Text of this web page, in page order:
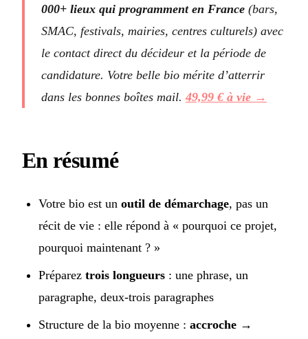
000+ lieux qui programment en France (bars,
SMAC, festivals, mairies, centres culturels) avec
le contact direct du décideur et la période de
candidature. Votre belle bio mérite d’atterrir
dans les bonnes boîtes mail. 49,99 € à vie →
En résumé
Votre bio est un outil de démarchage, pas un
récit de vie : elle répond à « pourquoi ce projet,
pourquoi maintenant ? »
Préparez trois longueurs : une phrase, un
paragraphe, deux-trois paragraphes
Structure de la bio moyenne : accroche →